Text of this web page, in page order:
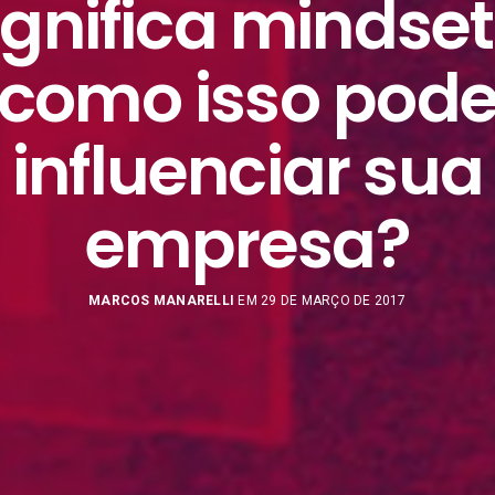
isso
influenciar sua
empresa?
MARCOS MANARELLI EM 29 DE MARÇO DE 2017